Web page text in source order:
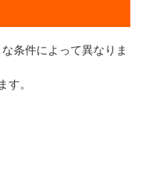
条件によって異なりま
。